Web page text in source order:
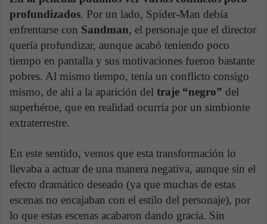
profundizados. Por un lado, Spider-Man debía
enfrentarse con Sandman, el personaje que el director
quería profundizar, aunque acabó teniendo poco
tiempo en pantalla y sus motivaciones fueron bastante
pobres. Al mismo tiempo, tenía un conflicto consigo
mismo, de ahí a la aparición del traje “negro” del
superhéroe, que en realidad ocurría por un simbionte
extraterrestre.
En este sentido, vemos que esta transformación lo
llevaba a actuar de una manera negativa, aunque sin el
efecto dramático deseado (ya que muchas de estas
escenas no encajaban con el estilo del personaje), por
lo que estas escenas acabaron dando gracia. Sin